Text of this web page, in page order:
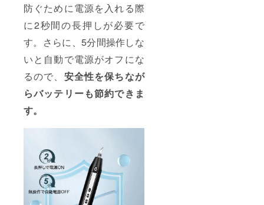
防ぐために電源を入れる際
に2秒間の長押しが必要で
す。さらに、5分間操作しな
いと自動で電源がオフにな
るので、 安全性を保ちなが
らバッテリーも節約できま
す。